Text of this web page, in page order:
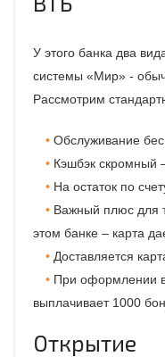
У этого банка два
системы «Мир» -
Рассмотрим
Обслуживание
Кэшбэк скромный
На остаток по
Важный плюс для
этом банке – карта
Доставляется
При оформлении
выплачивает 1000
Открытие